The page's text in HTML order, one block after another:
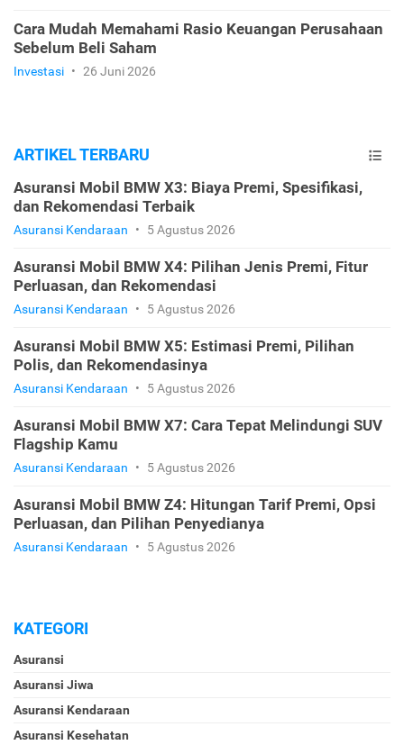
Cara Mudah Memahami Rasio Keuangan Perusahaan
Sebelum Beli Saham
Investasi • 26 Juni 2026
ARTIKEL TERBARU
Asuransi Mobil BMW X3: Biaya Premi, Spesifikasi,
dan Rekomendasi Terbaik
Asuransi Kendaraan • 5 Agustus 2026
Asuransi Mobil BMW X4: Pilihan Jenis Premi, Fitur
Perluasan, dan Rekomendasi
Asuransi Kendaraan • 5 Agustus 2026
Asuransi Mobil BMW X5: Estimasi Premi, Pilihan
Polis, dan Rekomendasinya
Asuransi Kendaraan • 5 Agustus 2026
Asuransi Mobil BMW X7: Cara Tepat Melindungi SUV
Flagship Kamu
Asuransi Kendaraan • 5 Agustus 2026
Asuransi Mobil BMW Z4: Hitungan Tarif Premi, Opsi
Perluasan, dan Pilihan Penyedianya
Asuransi Kendaraan • 5 Agustus 2026
KATEGORI
Asuransi
Asuransi Jiwa
Asuransi Kendaraan
Asuransi Kesehatan